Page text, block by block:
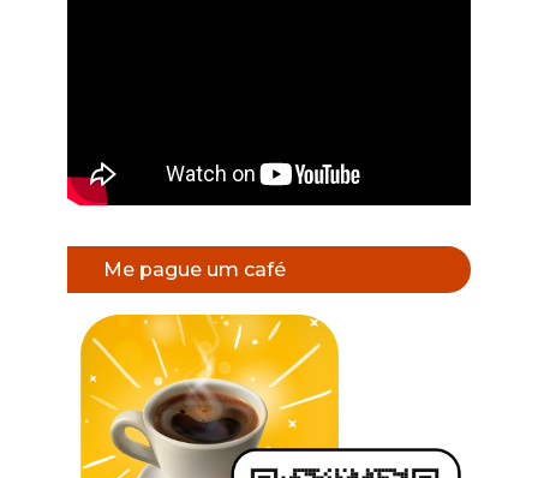
Me pague um café